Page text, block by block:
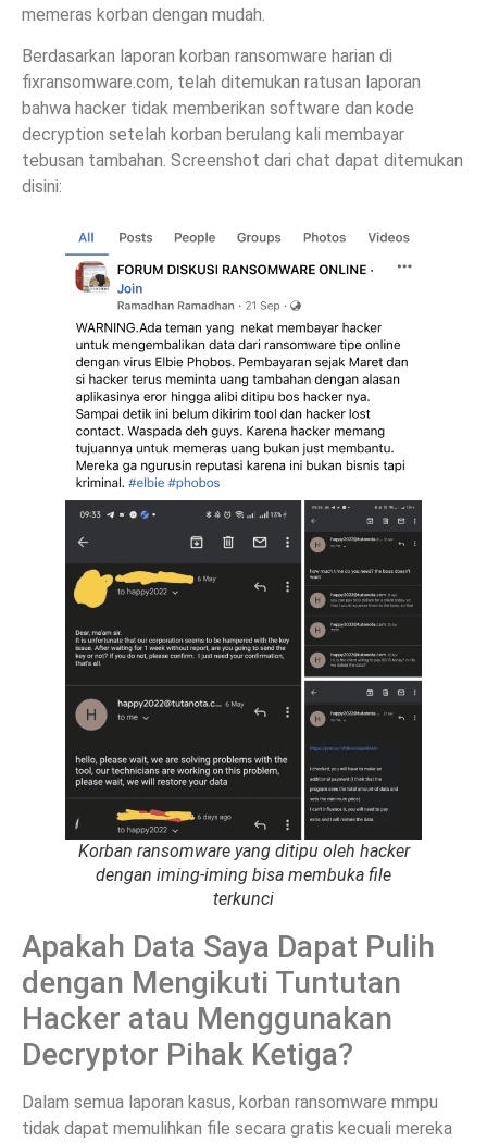
memeras korban dengan mudah.
Berdasarkan laporan korban ransomware harian di
fixransomware.com, telah ditemukan ratusan laporan
bahwa hacker tidak memberikan software dan kode
decryption setelah korban berulang kali membayar
tebusan tambahan. Screenshot dari chat dapat ditemukan
disini:
Korban ransomware yang ditipu oleh hacker
dengan iming-iming bisa membuka file
terkunci
Apakah Data Saya Dapat Pulih
dengan Mengikuti Tuntutan
Hacker atau Menggunakan
Decryptor Pihak Ketiga?
Dalam semua laporan kasus, korban ransomware mmpu
tidak dapat memulihkan file secara gratis kecuali mereka